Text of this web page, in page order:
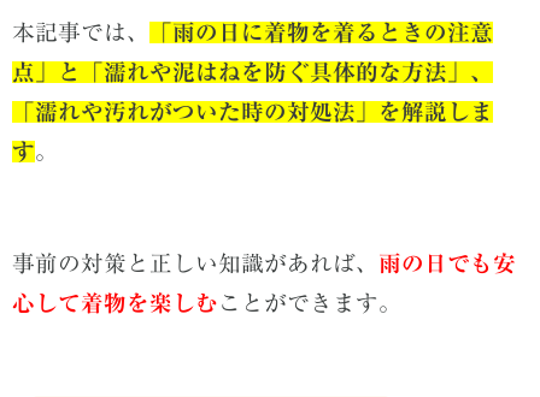
本記事では、
「雨の日に着物を着るときの注意
点」と「濡れや泥はねを防ぐ具体的な方法」、
「濡れや汚れがついた時の対処法」を解説しま
す。
事前の対策と正しい知識があれば、 雨の日でも安
心して着物を楽しむ ことができます。